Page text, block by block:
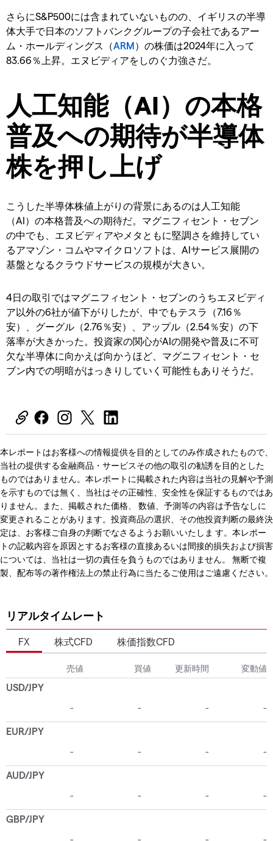
さらにS&P500には含まれていないものの、イギリスの半導
体大手で日本のソフトバンクグループの子会社であるアー
ム・ホールディングス（ARM）の株価は2024年に入って
83.66％上昇。エヌビディアをしのぐ力強さだ。
人工知能（AI）の本格
普及への期待が半導体
株を押し上げ
こうした半導体株値上がりの背景にあるのは人工知能
（AI）の本格普及への期待だ。マグニフィセント・セブン
の中でも、エヌビディアやメタともに堅調さを維持してい
るアマゾン・コムやマイクロソフトは、AIサービス展開の
基盤となるクラウドサービスの規模が大きい。
4日の取引ではマグニフィセント・セブンのうちエヌビディ
ア以外の6社が値下がりしたが、中でもテスラ（7.16％
安）、グーグル（2.76％安）、アップル（2.54％安）の下
落率が大きかった。投資家の関心がAIの開発や普及に不可
欠な半導体に向かえば向かうほど、マグニフィセント・セ
ブン内での明暗がはっきりしていく可能性もありそうだ。
本レポートはお客様への情報提供を目的としてのみ作成されたもので、
当社の提供する金融商品・サービスその他の取引の勧誘を目的とした
ものではありません。本レポートに掲載された内容は当社の見解や予測
を示すものでは無く、当社はその正確性、安全性を保証するものではあ
りません。また、掲載された価格、 数値、予測等の内容は予告なしに
変更されることがあります。投資商品の選択、その他投資判断の最終決
定は、お客様ご自身の判断でなさるようお願いいたしま す。本レポー
トの記載内容を原因とするお客様の直接あるいは間接的損失および損害
については、当社は一切の責任を負うものではありません。 無断で複
製、配布等の著作権法上の禁止行為に当たるご使用はご遠慮ください。
リアルタイムレート
FX 株式CFD 株価指数CFD